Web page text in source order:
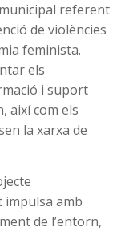
referent
de violències
feminista.
els
i suport
així com els
la xarxa de
impulsa amb
de l’entorn,